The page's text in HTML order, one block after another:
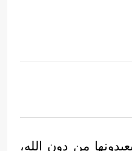
من دون الله،